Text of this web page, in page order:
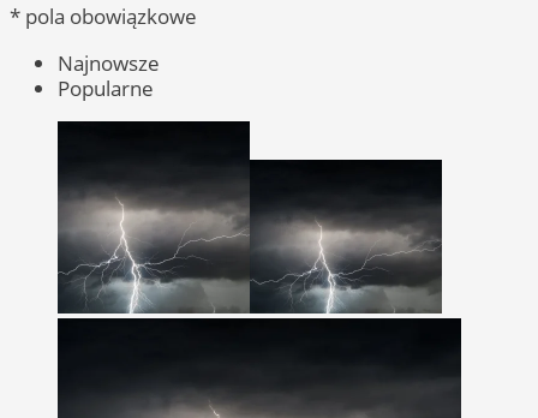
* pola obowiązkowe
Najnowsze
Popularne